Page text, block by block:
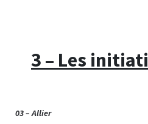
3 – Les
03 – Allier